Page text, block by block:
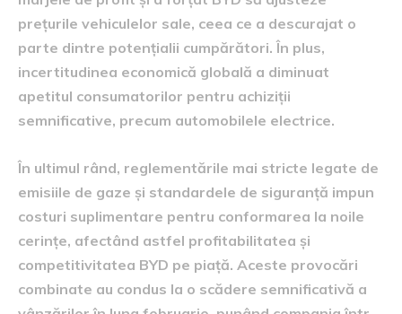
prețurile vehiculelor sale, ceea ce a descurajat o
parte dintre potențialii cumpărători. În plus,
incertitudinea economică globală a diminuat
apetitul consumatorilor pentru achiziții
semnificative, precum automobilele electrice.
În ultimul rând, reglementările mai stricte legate de
emisiile de gaze și standardele de siguranță impun
costuri suplimentare pentru conformarea la noile
cerințe, afectând astfel profitabilitatea și
competitivitatea BYD pe piață. Aceste provocări
combinate au condus la o scădere semnificativă a